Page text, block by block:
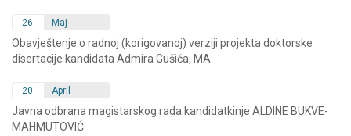
26. Maj
Obavještenje o radnoj (korigovanoj) verziji projekta doktorske
disertacije kandidata Admira Gušića, MA
20. April
Javna odbrana magistarskog rada kandidatkinje ALDINE BUKVE-
MAHMUTOVIĆ